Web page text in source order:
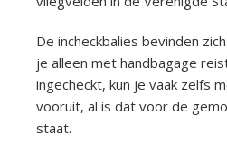
De incheckbalies bevinden
je alleen met handbagage
ingecheckt, kun je vaak zelfs
vooruit, al is dat voor de
staat.